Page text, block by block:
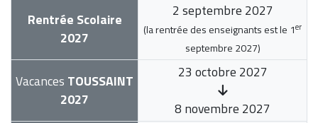
Rentrée Scolaire
2027
2 septembre 2027
(la rentrée des enseignants est le 1er
septembre 2027)
Vacances TOUSSAINT
2027
23 octobre 2027
8 novembre 2027